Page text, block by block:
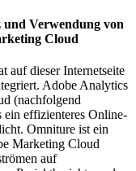
und Verwendung von
Cloud
auf dieser Internetseite
Adobe Analytics
(nachfolgend
ein effizienteres Online-
Omniture ist ein
Marketing Cloud
auf